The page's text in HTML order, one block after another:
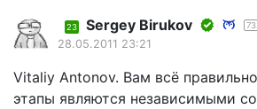
23 Sergey Birukov
28.05.2011 23:21
Vitaliy Antonov. Вам всё
этапы являются независимыми